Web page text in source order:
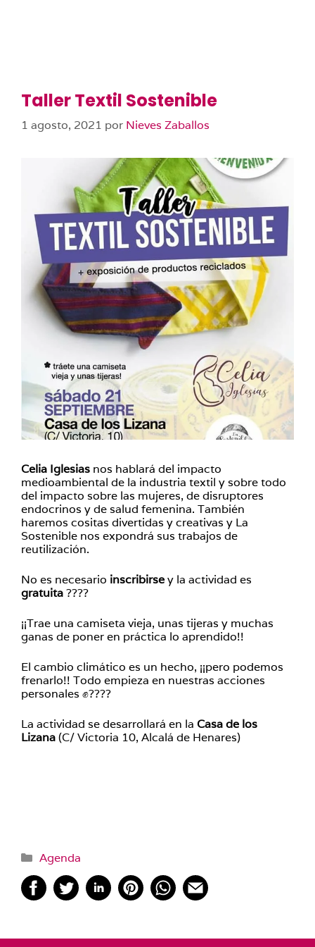
Taller Textil Sostenible
1 agosto, 2021 por Nieves Zaballos
Celia Iglesias nos hablará del impacto
medioambiental de la industria textil y sobre todo
del impacto sobre las mujeres, de disruptores
endocrinos y de salud femenina. También
haremos cositas divertidas y creativas y La
Sostenible nos expondrá sus trabajos de
reutilización.
No es necesario inscribirsey la actividad es
gratuita????
¡¡Trae una camiseta vieja, unas tijeras y muchas
ganas de poner en práctica lo aprendido!!
El cambio climático es un hecho, ¡¡pero podemos
frenarlo!! Todo empieza en nuestras acciones
personales ✊????
La actividad se desarrollará en la Casa de los
Lizana(C/ Victoria 10, Alcalá de Henares)
Categorías
Agenda